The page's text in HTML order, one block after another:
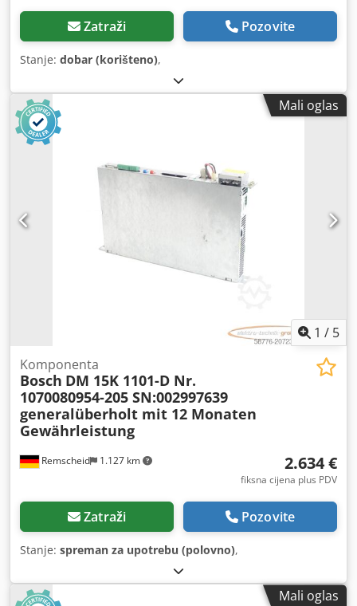
Zatraži Pozovite
Stanje: dobar (korišteno),
Mali oglas
1 / 5
Remscheid 1.127 km
Komponenta
Bosch DM 15K 1101-D Nr.
1070080954-205 SN:002997639
generalüberholt mit 12 Monaten
Gewährleistung
2.634 €
fiksna cijena plus PDV
Zatraži Pozovite
Stanje: spreman za upotrebu (polovno),
Mali oglas